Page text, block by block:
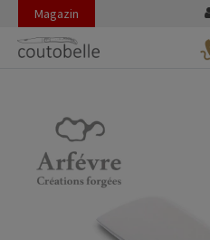
Magazin